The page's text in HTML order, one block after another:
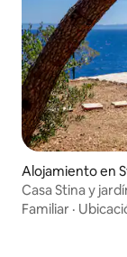
Alojamiento en
Casa Stina y
Familiar ·